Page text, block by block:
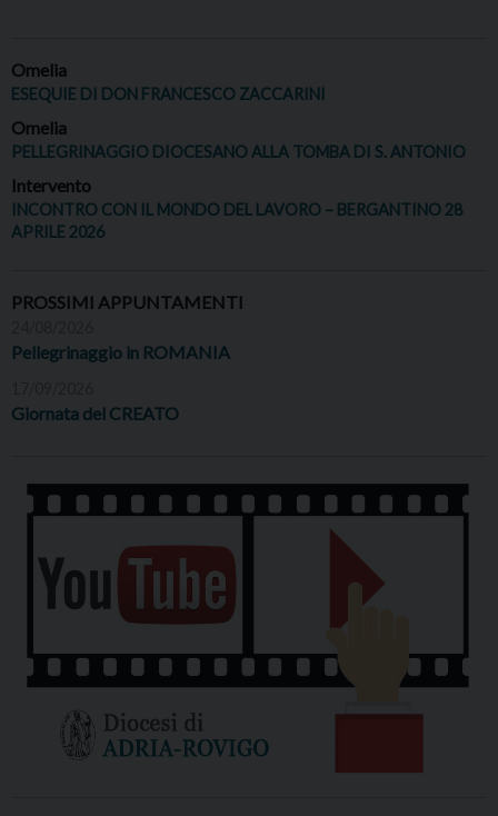
Omelia
ESEQUIE DI DON FRANCESCO ZACCARINI
Omelia
PELLEGRINAGGIO DIOCESANO ALLA TOMBA DI S. ANTONIO
Intervento
INCONTRO CON IL MONDO DEL LAVORO – BERGANTINO 28
APRILE 2026
PROSSIMI APPUNTAMENTI
Pellegrinaggio in ROMANIA
Giornata del CREATO